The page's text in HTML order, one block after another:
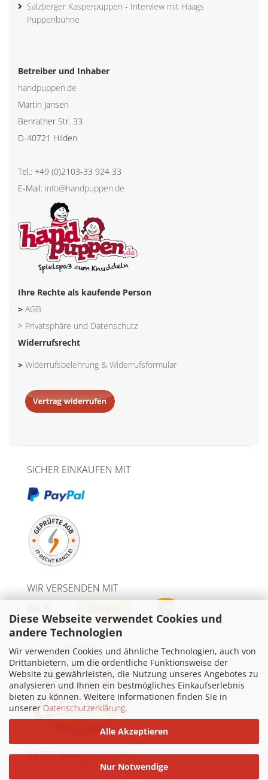
Diese Webseite verwendet Cookies und
andere Technologien
Wir verwenden Cookies und ähnliche Technologien, auch von
Drittanbietern, um die ordentliche Funktionsweise der
Website zu gewährleisten, die Nutzung unseres Angebotes zu
analysieren und Ihnen ein bestmögliches Einkaufserlebnis
bieten zu können. Weitere Informationen finden Sie in
unserer Datenschutzerklärung.
Alle Akzeptieren
Nur Notwendige
Salzberger Kasperpuppen - Interview mit Haags
Puppenbühne
Betreiber und Inhaber
handpuppen.de
Martin Jansen
Benrather Str. 33
D-40721 Hilden
Tel.: +49 (0)2103-33 924 33
E-Mail: info@handpuppen.de
Ihre Rechte als kaufende Person
> AGB
> Privatsphäre und Datenschutz
Widerrufsrecht
> Widerrufsbelehrung & Widerrufsformular
SICHER EINKAUFEN MIT
WIR VERSENDEN MIT
Ab 75€ Warenbestellwert
versandkostenfreie Lieferung innerhalb Deutschland.